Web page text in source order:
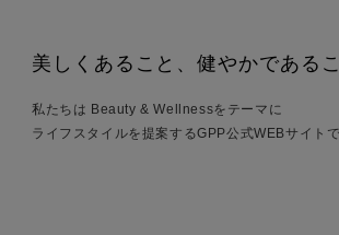
美しくあること、健やかである
私たちは Beauty & Wellnessをテーマに
ライフスタイルを提案するGPP公式WEBサイトで